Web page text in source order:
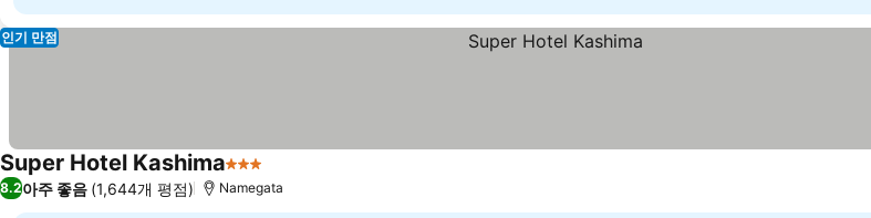
인기 만점
Super Hotel Kashima3 성급
8.2아주 좋음 (1,644개 평점) Namegata